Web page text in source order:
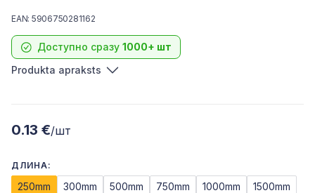
Доступно сразу 1000+ шт
EAN: 5906750281162
Produkta apraksts
0.13 €/шт
ДЛИНА:
250mm 300mm 500mm 750mm 1000mm
1500mm